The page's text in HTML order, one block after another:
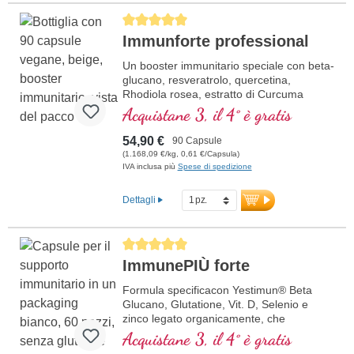
Average rating of 5 out of 5 stars
Immunforte professional
Un booster immunitario speciale con beta-
glucano, resveratrolo, quercetina,
Rhodiola rosea, estratto di Curcuma
longa, EGCG ed estratto di piperina.
Vitamina D3, vitamina C, selenio e zinco
supportano un sistema immunitario sano.
Acquistane 3, il 4° è gratis
54,90 € 90 Capsule
(1.168,09 €/kg, 0,61 €/Capsula)
IVA inclusa più Spese di spedizione
Dettagli
Average rating of 5 out of 5 stars
ImmunePIÙ forte
Formula specificacon Yestimun® Beta
Glucano, Glutatione, Vit. D, Selenio e
zinco legato organicamente, che
contribuisce a una normale funzione del
sistema immunitario.
Acquistane 3, il 4° è gratis